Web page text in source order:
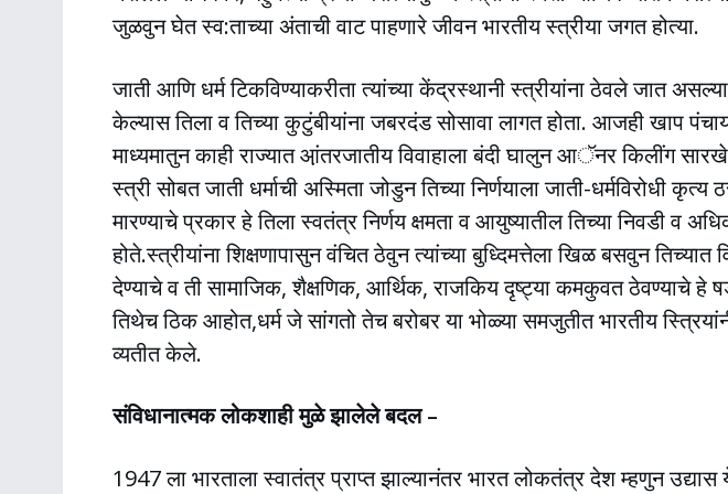
जुळवुन घेत स्व:ताच्या अंताची वाट पाहणारे जीवन भारतीय स्त्रीया जगत होत्या.
जाती आणि धर्म टिकविण्याकरीता त्यांच्या केंद्रस्थानी स्त्रीयांना ठेवले जात
केल्यास तिला व तिच्या कुटुंबीयांना जबरदंड सोसावा लागत होता. आजही खाप
माध्यमातुन काही राज्यात आ़ंतरजातीय विवाहाला बंदी घालुन आॅनर किलींग
स्त्री सोबत जाती धर्माची अस्मिता जोडुन तिच्या निर्णयाला जाती-धर्मविरोधी कृत्य
मारण्याचे प्रकार हे तिला स्वतंत्र निर्णय क्षमता व आयुष्यातील तिच्या निवडी व
होते.स्त्रीयांना शिक्षणापासुन वंचित ठेवुन त्यांच्या बुध्दिमत्तेला खिळ बसवुन तिच्यात
देण्याचे व ती सामाजिक, शैक्षणिक, आर्थिक, राजकिय दृष्ट्या कमकुवत ठेवण्याचे
तिथेच ठिक आहोत,धर्म जे सांगतो तेच बरोबर या भोळ्या समजुतीत भारतीय
व्यतीत केले.
संविधानात्मक लोकशाही मुळे झालेले बदल –
1947 ला भारताला स्वातंत्र प्राप्त झाल्यानंतर भारत लोकतंत्र देश म्हणुन उद्यास